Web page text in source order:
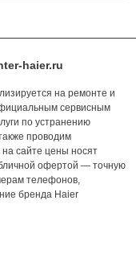
haier.ru
на ремонте и
сервисным
по устранению
проводим
на сайте цены носят
офертой — точную
телефонов,
бренда Haier